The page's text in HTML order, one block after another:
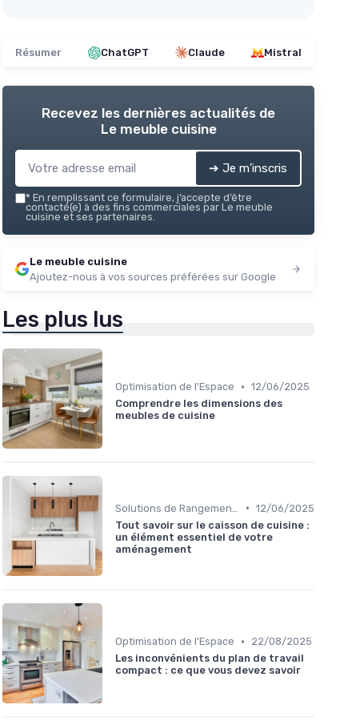
Résumer ChatGPT Claude Mistral
Recevez les dernières actualités de
Le meuble cuisine
➔ Je m'inscris
* En remplissant ce formulaire, j’accepte d’être
contacté(e) à des fins commerciales par Le meuble
cuisine et ses partenaires.
Le meuble cuisine
Ajoutez-nous à vos sources préférées sur Google
Les plus lus
Optimisation de l'Espace • 12/06/2025
Comprendre les dimensions des
meubles de cuisine
• 12/06/2025
Tout savoir sur le caisson de cuisine :
un élément essentiel de votre
aménagement
Optimisation de l'Espace •
22/08/2025
Les inconvénients du plan de travail
compact : ce que vous devez savoir